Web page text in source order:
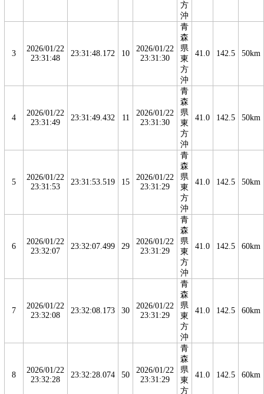
方
沖
3
2026/01/22
23:31:48
23:31:48.172 10
2026/01/22
23:31:30
青
森
県
東
方
沖
41.0 142.5 50km
4
2026/01/22
23:31:49
23:31:49.432 11
2026/01/22
23:31:30
青
森
県
東
方
沖
41.0 142.5 50km
5
2026/01/22
23:31:53
23:31:53.519 15
2026/01/22
23:31:29
青
森
県
東
方
沖
41.0 142.5 50km
6
2026/01/22
23:32:07
23:32:07.499 29
2026/01/22
23:31:29
青
森
県
東
方
沖
41.0 142.5 60km
7
2026/01/22
23:32:08
23:32:08.173 30
2026/01/22
23:31:29
青
森
県
東
方
沖
41.0 142.5 60km
8
2026/01/22
23:32:28
23:32:28.074 50
2026/01/22
23:31:29
青
森
県
東
方
41.0 142.5 60km